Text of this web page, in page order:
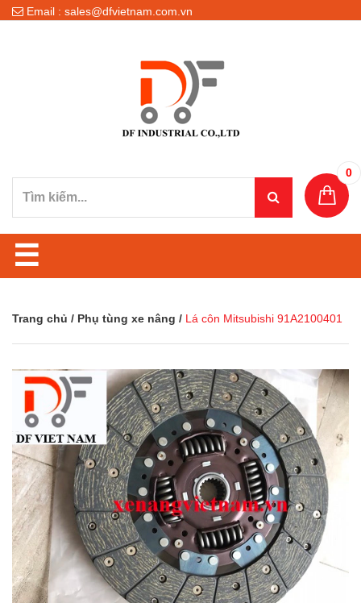
Email : sales@dfvietnam.com.vn
0
☰
Trang chủ / Phụ tùng xe nâng / Lá côn Mitsubishi 91A2100401